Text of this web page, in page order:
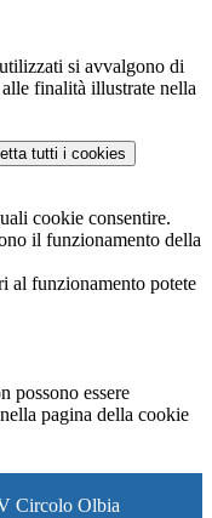
si avvalgono di
finalità illustrate nella
tutti i cookies
cookie consentire.
il funzionamento della
al funzionamento potete
possono essere
pagina della cookie
Circolo Olbia